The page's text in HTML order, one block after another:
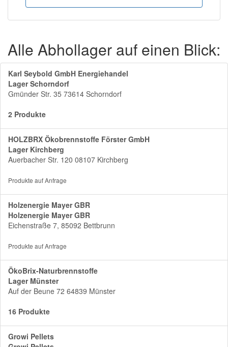
Alle Abhollager auf einen Blick:
Karl Seybold GmbH Energiehandel
Lager Schorndorf
Gmünder Str. 35 73614 Schorndorf
2 Produkte
HOLZBRX Ökobrennstoffe Förster GmbH
Lager Kirchberg
Auerbacher Str. 120 08107 Kirchberg
Produkte auf Anfrage
Holzenergie Mayer GBR
Holzenergie Mayer GBR
Eichenstraße 7, 85092 Bettbrunn
Produkte auf Anfrage
ÖkoBrix-Naturbrennstoffe
Lager Münster
Auf der Beune 72 64839 Münster
16 Produkte
Growi Pellets